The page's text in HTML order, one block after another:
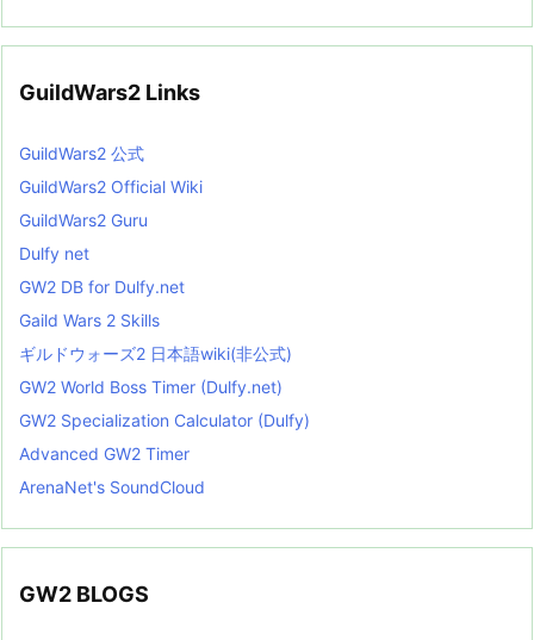
GuildWars2 Links
GuildWars2 公式
GuildWars2 Official Wiki
GuildWars2 Guru
Dulfy net
GW2 DB for Dulfy.net
Gaild Wars 2 Skills
ギルドウォーズ2 日本語wiki(非公式)
GW2 World Boss Timer (Dulfy.net)
GW2 Specialization Calculator (Dulfy)
Advanced GW2 Timer
ArenaNet's SoundCloud
GW2 BLOGS